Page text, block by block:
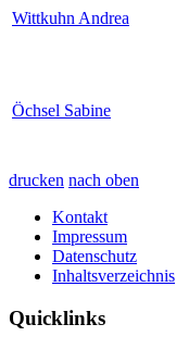
Wittkuhn Andrea
Öchsel Sabine
drucken nach oben
Kontakt
Impressum
Datenschutz
Inhaltsverzeichnis
Quicklinks